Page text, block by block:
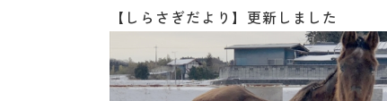
【しらさぎだより】更新しました